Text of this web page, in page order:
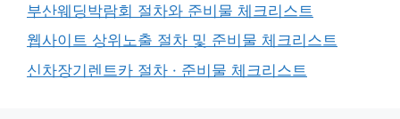
부산웨딩박람회 절차와 준비물 체크리스트
웹사이트 상위노출 절차 및 준비물 체크리스트
신차장기렌트카 절차 · 준비물 체크리스트